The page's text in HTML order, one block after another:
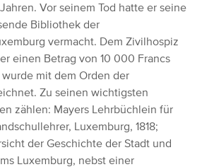
Vor seinem Tod hatte er seine
Bibliothek der
vermacht. Dem Zivilhospiz
einen Betrag von 10 000 Francs
mit dem Orden der
Zu seinen wichtigsten
zählen: Mayers Lehrbüchlein für
Luxemburg, 1818;
der Geschichte der Stadt und
Luxemburg, nebst einer